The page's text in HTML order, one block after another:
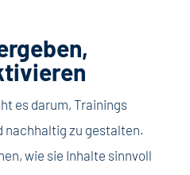
es darum, Trainings
nachhaltig zu gestalten.
wie sie Inhalte sinnvoll